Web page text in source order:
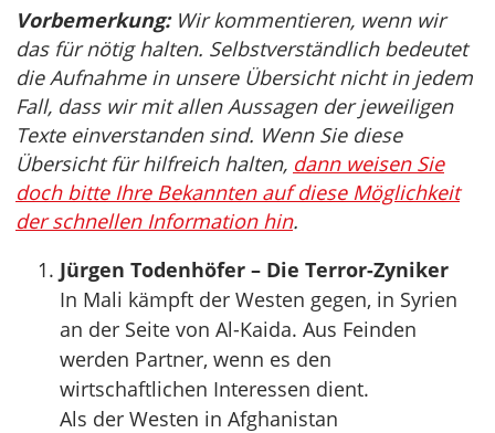
Vorbemerkung:Wir kommentieren, wenn wir
das für nötig halten. Selbstverständlich bedeutet
die Aufnahme in unsere Übersicht nicht in jedem
Fall, dass wir mit allen Aussagen der jeweiligen
Texte einverstanden sind. Wenn Sie diese
Übersicht für hilfreich halten, dann weisen Sie
doch bitte Ihre Bekannten auf diese Möglichkeit
der schnellen Information hin.
Jürgen Todenhöfer – Die Terror-Zyniker
In Mali kämpft der Westen gegen, in Syrien
an der Seite von Al-Kaida. Aus Feinden
werden Partner, wenn es den
wirtschaftlichen Interessen dient.
Als der Westen in Afghanistan